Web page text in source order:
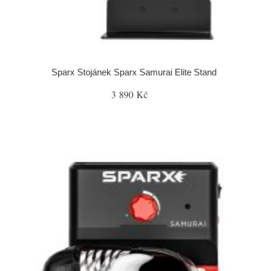
Sparx Stojánek Sparx Samurai Elite Stand
3 890 Kč